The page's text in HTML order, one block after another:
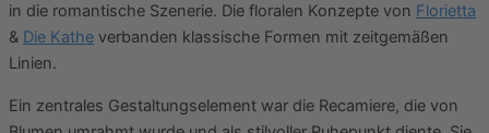
in die romantische Szenerie. Die floralen Konzepte von Florietta
& Die Kathe verbanden klassische Formen mit zeitgemäßen
Linien.
Ein zentrales Gestaltungselement war die Recamiere, die von